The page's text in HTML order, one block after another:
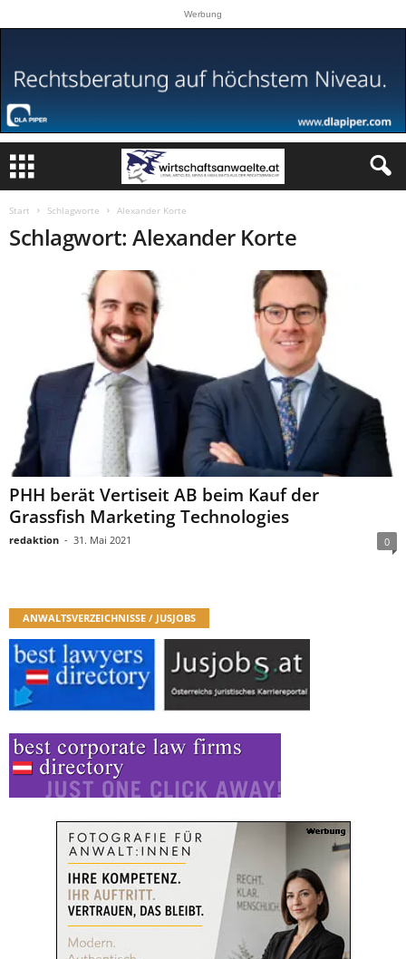
Werbung
Start Schlagworte Alexander Korte
Schlagwort: Alexander Korte
PHH berät Vertiseit AB beim Kauf der
Grassfish Marketing Technologies
redaktion - 31. Mai 2021 0
ANWALTSVERZEICHNISSE / JUSJOBS